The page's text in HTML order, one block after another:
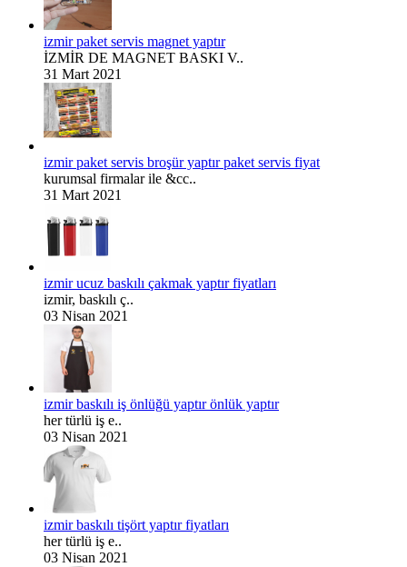
izmir paket servis magnet yaptır
İZMİR DE MAGNET BASKI V..
31 Mart 2021
izmir paket servis broşür yaptır paket servis fiyat
kurumsal firmalar ile &cc..
31 Mart 2021
izmir ucuz baskılı çakmak yaptır fiyatları
izmir, baskılı ç..
03 Nisan 2021
izmir baskılı iş önlüğü yaptır önlük yaptır
her türlü iş e..
03 Nisan 2021
izmir baskılı tişört yaptır fiyatları
her türlü iş e..
03 Nisan 2021